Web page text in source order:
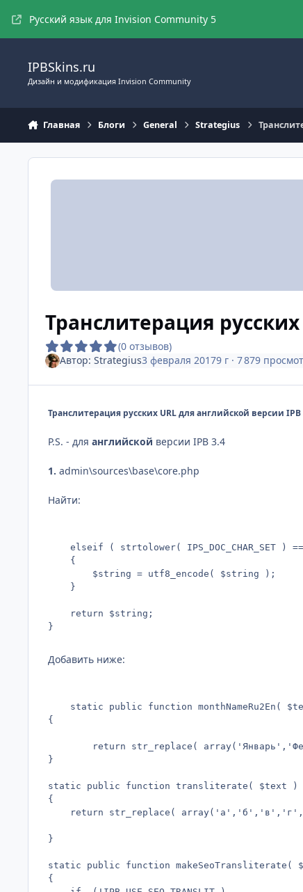
Русский язык для Invision Community 5
IPBSkins.ru
Дизайн и модификация Invision Community
Главная Блоги General Strategius
Транслитерация
(0 отзывов)
Автор: Strategius3 февраля 20179 г· 7 879
Транслитерация русских URL для английской версии IPB
P.S. - для английской версии IPB 3.4
1. admin\sources\base\core.php
Найти:
}
Добавить ниже:
{
}
static public function transliterate( $text )
{
}
static public function makeSeoTransliterate(
{